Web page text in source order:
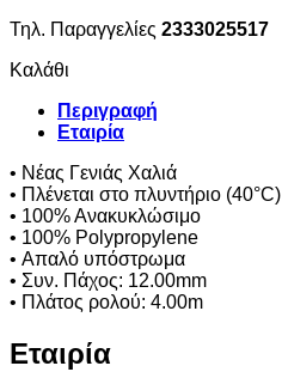
Τηλ. Παραγγελίες 2333025517
Καλάθι
Περιγραφή
Εταιρία
• Νέας Γενιάς Χαλιά
• Πλένεται στο πλυντήριο (40°C)
• 100% Ανακυκλώσιμο
• 100% Polypropylene
• Απαλό υπόστρωμα
• Συν. Πάχος: 12.00mm
• Πλάτος ρολού: 4.00m
Εταιρία